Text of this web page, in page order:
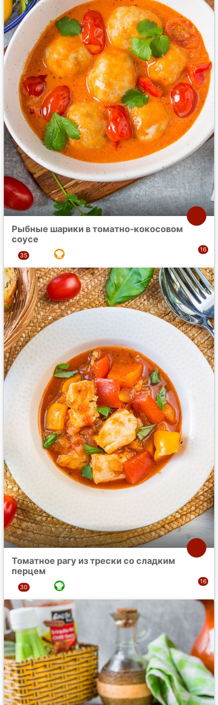
Рыбные шарики в томатно-кокосовом
соусе
Томатное рагу из трески со сладким
перцем